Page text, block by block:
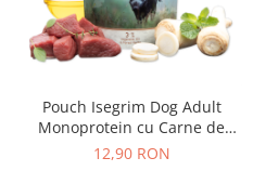
Pouch Isegrim Dog Adult
Monoprotein cu Carne de
12,90 RON